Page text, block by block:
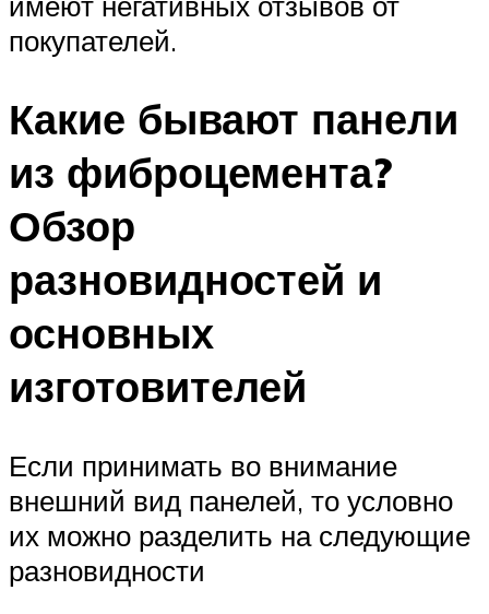
покупателей.
Какие бывают панели
из фиброцемента?
Обзор
разновидностей и
основных
изготовителей
Если принимать во внимание
внешний вид панелей, то условно
их можно разделить на следующие
разновидности